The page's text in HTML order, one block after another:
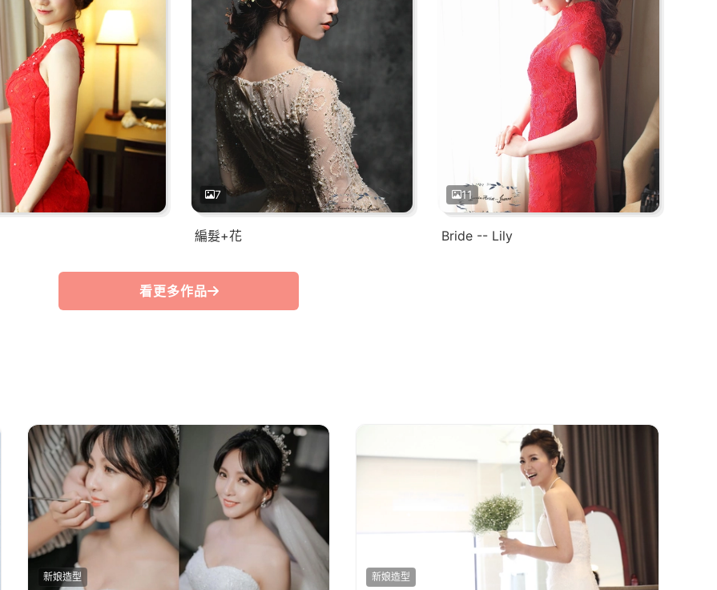
7
編髮+花
11
Bride -- Lily
看更多作品
新娘造型 新娘造型